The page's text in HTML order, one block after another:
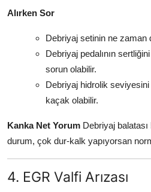
Alırken Sor
Debriyaj setinin ne zaman
Debriyaj pedalının
sorun olabilir.
Debriyaj hidrolik
kaçak olabilir.
Kanka Net Yorum Debriyaj
durum, çok dur-kalk yapıyorsan
4. EGR Valfi Arızası